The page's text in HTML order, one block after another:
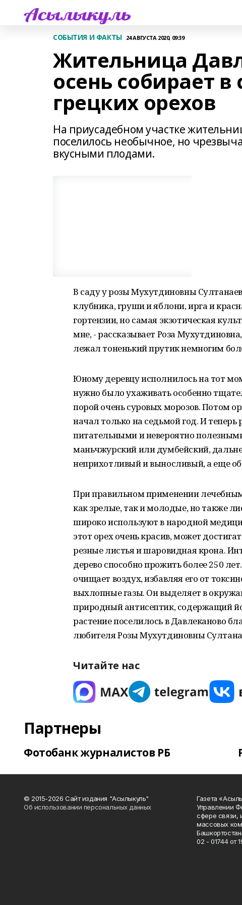
СОБЫТИЯ И ФАКТЫ 24 АВГУСТА 2020, 09:39
Жительница
осень собирает
грецких орехов
На приусадебном участке
поселилось необычное, но
вкусными плодами.
В саду у розы Мухутдиновны
клубника, груши и яблони, ирга и
гортензии, но самая экзотическая
мне, - рассказывает Роза
лежал тоненький прутик немногим
Юному деревцу исполнилось на тот
нужно было ухаживать особенно
порой очень суровых морозов. Потом
начал только на седьмой год. И
питательными и невероятно
маньчжурский или думбейский,
неприхотливый и выносливый, а еще
При правильном применении
как зрелые, так и молодые, но также
широко используют в народной
этот орех очень красив, может
резные листья и шаровидная крона.
дерево способно прожить более 250
очищает воздух, избавляя его от
выхлопные газы. Он выделяет в
природный антисептик, содержащий
растение поселилось в Давлеканово
любителя Розы Мухутдиновны
Читайте нас
Партнеры
Фотобанк журналистов РБ
© 2015-2026 Сайт издания "Асылыкуль"
Об использовании персональных данных
Газета
Управлении
сфере связи,
массовых
02 - 01744 от